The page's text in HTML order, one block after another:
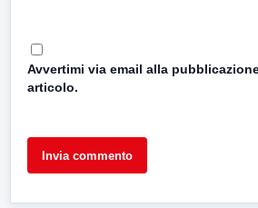
Avvertimi via email alla
articolo.